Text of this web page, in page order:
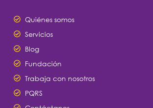
Quiénes somos
Servicios
Blog
Fundación
Trabaja con nosotros
PQRS